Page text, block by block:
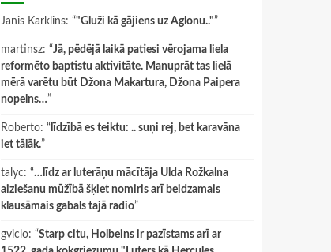
Janis Karklins: “"Gluži kā gājiens uz Aglonu.."”
martinsz: “Jā, pēdējā laikā patiesi vērojama liela
reformēto baptistu aktivitāte. Manuprāt tas lielā
mērā varētu būt Džona Makartura, Džona Paipera
nopelns…”
Roberto: “ līdzībā es teiktu: .. suņi rej, bet karavāna
iet tālāk.”
talyc: “…līdz ar luterāņu mācītāja Ulda Rožkalna
aiziešanu mūžībā šķiet nomiris arī beidzamais
klausāmais gabals tajā radio”
gviclo: “Starp citu, Holbeins ir pazīstams arī ar